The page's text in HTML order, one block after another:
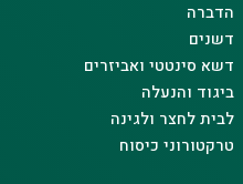
הדברה
דשנים
דשא סינטטי ואביזרים
ביגוד והנעלה
לבית לחצר ולגינה
טרקטורוני כיסוח